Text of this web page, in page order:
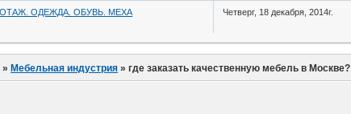
ОДЕЖДА. ОБУВЬ. МЕХА Четверг, 18 декабря, 2014г.
» Мебельная индустрия »где заказать качественную мебель в Москве?